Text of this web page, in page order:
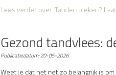
Lees verderover 'Tanden bleken?
Gezond tandvlees:
Publicatiedatum:20-05-2026
Weet je dat het net zo belangrijk is